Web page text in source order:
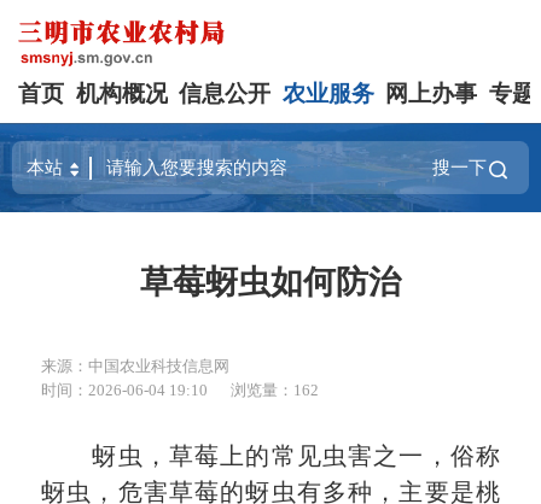
首页 机构概况 信息公开 农业服务 网上办事 专题
搜一下
草莓蚜虫如何防治
来源：中国农业科技信息网
时间：2026-06-04 19:10
浏览量：162
蚜虫，草莓上的常见虫害之一，俗称
蚜虫，危害草莓的蚜虫有多种，主要是桃